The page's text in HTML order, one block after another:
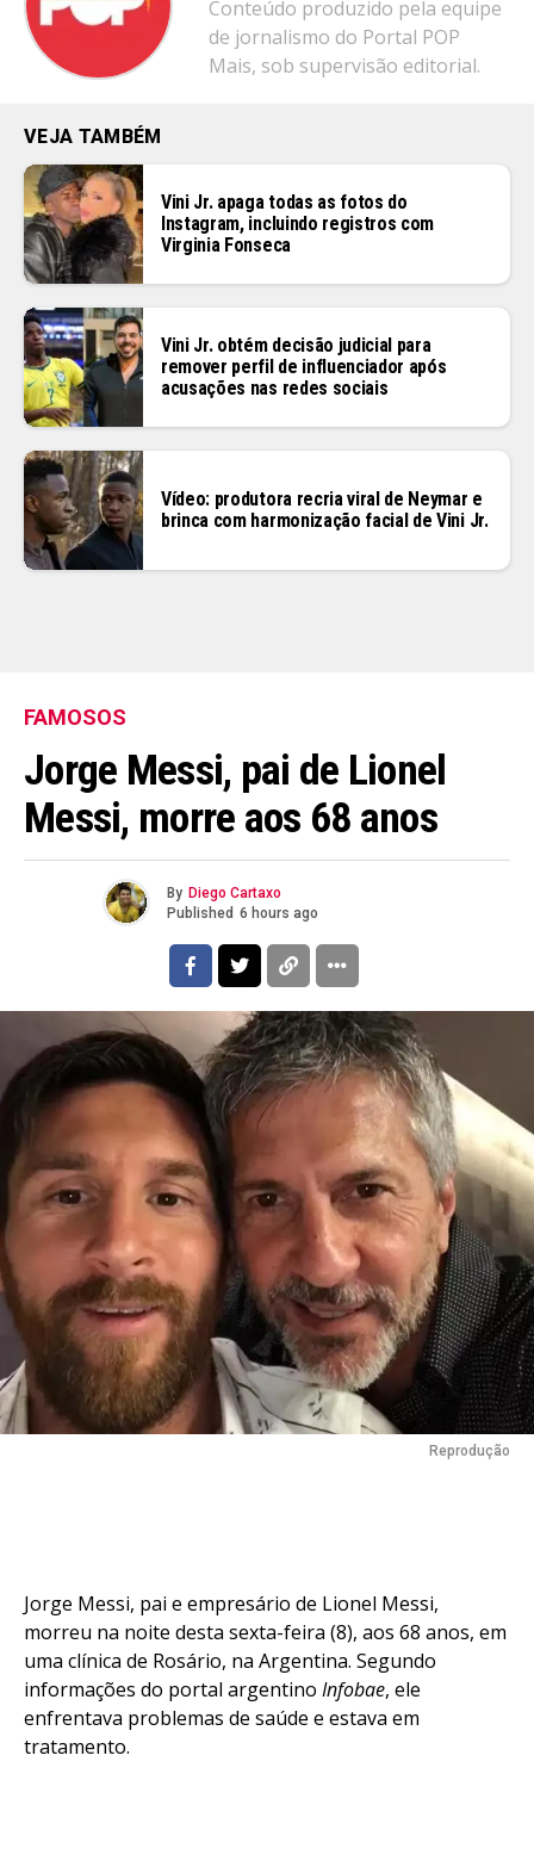
Conteúdo produzido pela equipe
de jornalismo do Portal POP
Mais, sob supervisão editorial.
VEJA TAMBÉM
Vini Jr. apaga todas as fotos do
Instagram, incluindo registros com
Virginia Fonseca
Vini Jr. obtém decisão judicial para
remover perfil de influenciador após
acusações nas redes sociais
Vídeo: produtora recria viral de Neymar e
brinca com harmonização facial de Vini Jr.
FAMOSOS
Jorge Messi, pai de Lionel
Messi, morre aos 68 anos
By Diego Cartaxo
Published 6 hours ago
Reprodução
Jorge Messi, pai e empresário de Lionel Messi,
morreu na noite desta sexta-feira (8), aos 68 anos, em
uma clínica de Rosário, na Argentina. Segundo
informações do portal argentino Infobae, ele
enfrentava problemas de saúde e estava em
tratamento.